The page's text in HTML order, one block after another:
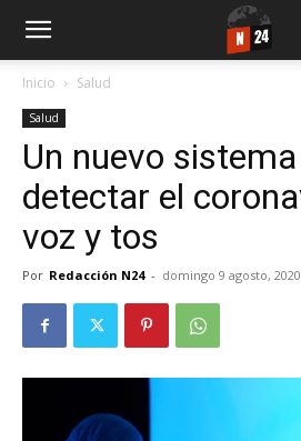
Inicio Salud
Salud
Un nuevo
detectar el
voz y tos
Por Redacción N24 - domingo 9 agosto, 2020